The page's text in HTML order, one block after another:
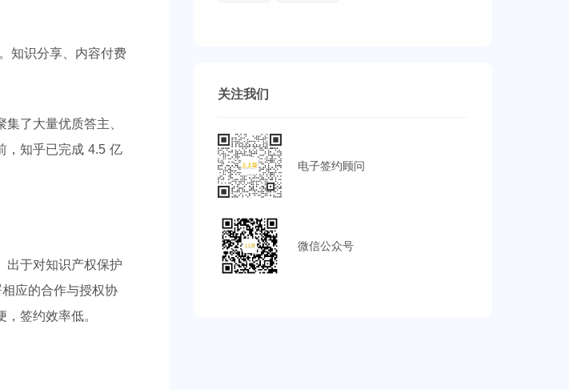
知识分享、内容付费
了大量优质答主、
，知乎已完成 4.5 亿
出于对知识产权保护
应的合作与授权协
签约效率低。
关注我们
电子签约顾问
微信公众号